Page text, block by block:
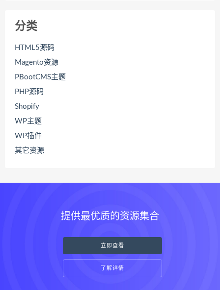
分类
HTML5源码
Magento资源
PBootCMS主题
PHP源码
Shopify
WP主题
WP插件
其它资源
提供最优质的资源集合
立即查看
了解详情